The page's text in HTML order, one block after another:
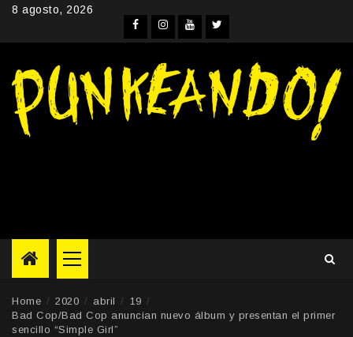
Skip8 agosto, 2026
Facebook
Instagram
YouTube
Twitter
Primary
Menu
Home 2020 abril
19
Bad Cop/Bad Cop anuncian nuevo álbum y presentan el primer
sencillo “Simple Girl”